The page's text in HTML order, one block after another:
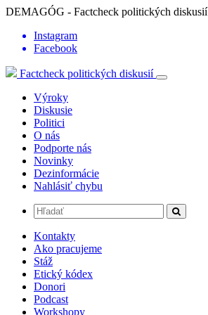
DEMAGÓG - Factcheck politických diskusií
Instagram
Facebook
Factcheck politických diskusií
Výroky
Diskusie
Politici
O nás
Podporte nás
Novinky
Dezinformácie
Nahlásiť chybu
Kontakty
Ako pracujeme
Stáž
Etický kódex
Donori
Podcast
Workshopy